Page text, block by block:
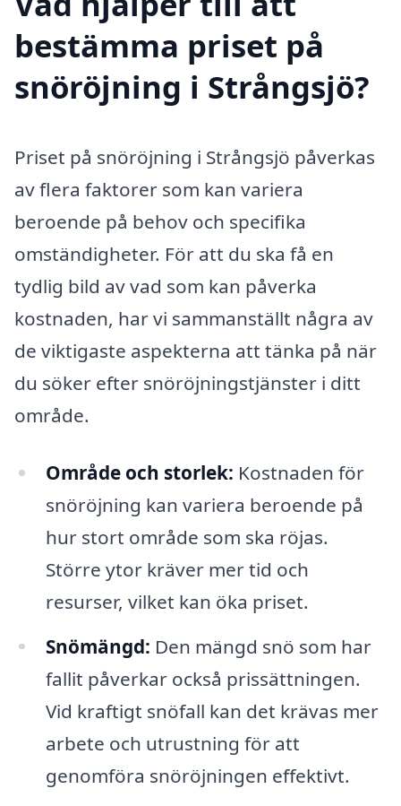
bestämma priset på
snöröjning i Strångsjö?
Priset på snöröjning i Strångsjö påverkas
av flera faktorer som kan variera
beroende på behov och specifika
omständigheter. För att du ska få en
tydlig bild av vad som kan påverka
kostnaden, har vi sammanställt några av
de viktigaste aspekterna att tänka på när
du söker efter snöröjningstjänster i ditt
område.
Område och storlek: Kostnaden för
snöröjning kan variera beroende på
hur stort område som ska röjas.
Större ytor kräver mer tid och
resurser, vilket kan öka priset.
Snömängd: Den mängd snö som har
fallit påverkar också prissättningen.
Vid kraftigt snöfall kan det krävas mer
arbete och utrustning för att
genomföra snöröjningen effektivt.